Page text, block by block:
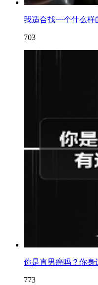
我适合找一个什么样
703
你是直男癌吗？你身
773